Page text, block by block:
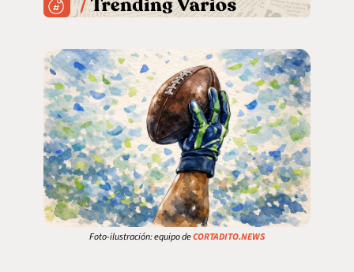
Foto-ilustración: equipo de CORTADITO.NEWS